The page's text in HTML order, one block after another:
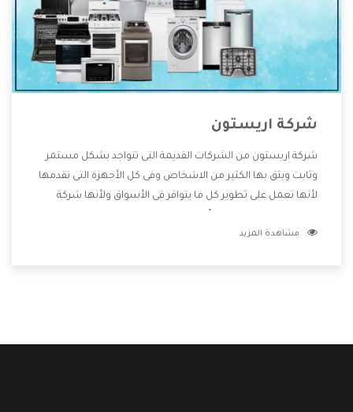
شركة اريستون
شركة اريستون من الشركات القديمة التى تتواجد بشكل مستمر
وثابت ويثق بها الكثير من الاشخاص وفى كل الأجهزة التى تقدمها
لأنها تعمل على تطوير كل ما يتوافر فى الأسواق ولأنها شركة
وتقدم للعملاء أقوى العروض والخصومات التى تسهل على
مشاهدة المزيد